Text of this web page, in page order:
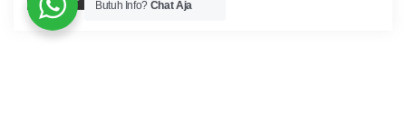
Butuh Info? Chat Aja